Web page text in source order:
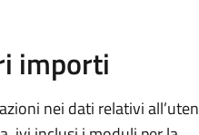
importi
nei dati relativi